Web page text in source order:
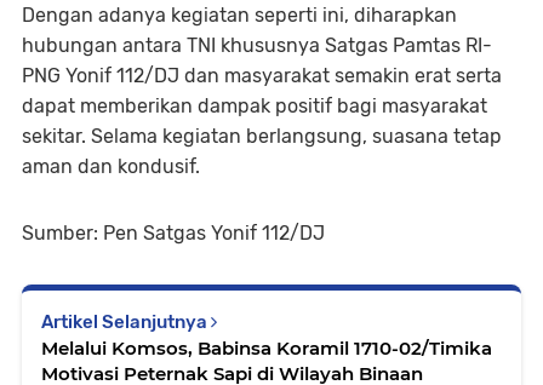
Dengan adanya kegiatan seperti ini, diharapkan
hubungan antara TNI khususnya Satgas Pamtas RI-
PNG Yonif 112/DJ dan masyarakat semakin erat serta
dapat memberikan dampak positif bagi masyarakat
sekitar. Selama kegiatan berlangsung, suasana tetap
aman dan kondusif.
Sumber: Pen Satgas Yonif 112/DJ
Artikel Selanjutnya
Melalui Komsos, Babinsa Koramil 1710-02/Timika
Motivasi Peternak Sapi di Wilayah Binaan